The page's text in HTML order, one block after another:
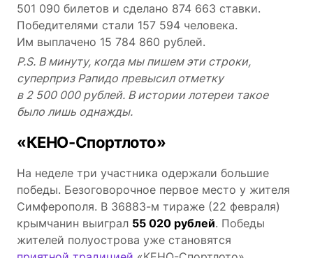
501 090 билетов и сделано 874 663 ставки.
Победителями стали 157 594 человека.
Им выплачено 15 784 860 рублей.
P.S. В минуту, когда мы пишем эти строки,
суперприз Рапидо превысил отметку
в 2 500 000 рублей. В истории лотереи такое
было лишь однажды.
«КЕНО-Спортлото»
На неделе три участника одержали большие
победы. Безоговорочное первое место у жителя
Симферополя. В 36883-м тираже (22 февраля)
крымчанин выиграл 55 020 рублей. Победы
жителей полуострова уже становятся